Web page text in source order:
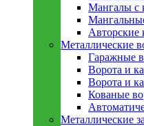
Мангалы с
Авторские
Металлическиe
Гаражные
Ворота и
Ворота и
Кованые
Металлическиe